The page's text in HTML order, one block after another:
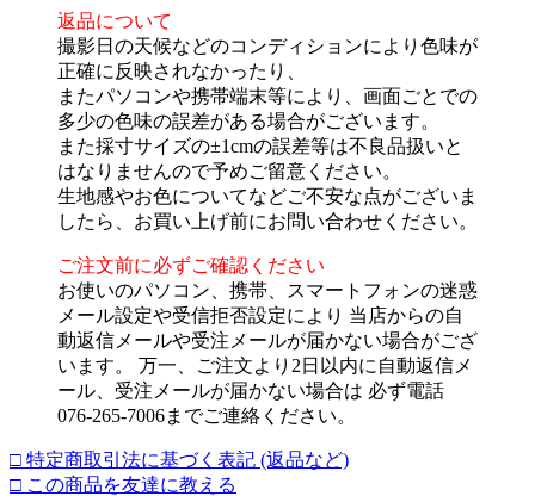
返品について
撮影日の天候などのコンディションにより色味が
正確に反映されなかったり、
またパソコンや携帯端末等により、画面ごとでの
多少の色味の誤差がある場合がございます。
また採寸サイズの±1cmの誤差等は不良品扱いと
はなりませんので予めご留意ください。
生地感やお色についてなどご不安な点がございま
したら、お買い上げ前にお問い合わせください。
ご注文前に必ずご確認ください
お使いのパソコン、携帯、スマートフォンの迷惑
メール設定や受信拒否設定により 当店からの自
動返信メールや受注メールが届かない場合がござ
います。 万一、ご注文より2日以内に自動返信メ
ール、受注メールが届かない場合は 必ず電話
076-265-7006までご連絡ください。
□ 特定商取引法に基づく表記 (返品など)
□ この商品を友達に教える